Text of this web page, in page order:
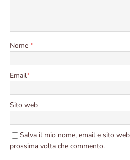
Nome *
Email*
Sito web
Salva il mio nome, email e sito
prossima volta che commento.